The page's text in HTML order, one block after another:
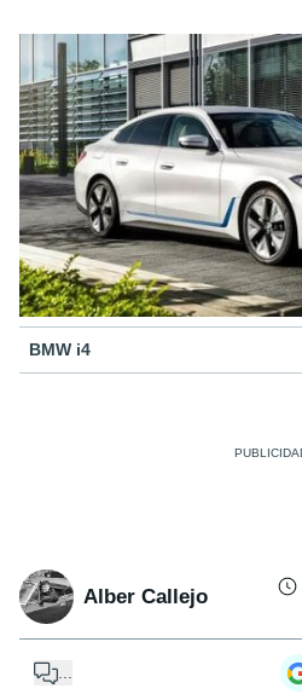
BMW i4
Alber Callejo
...